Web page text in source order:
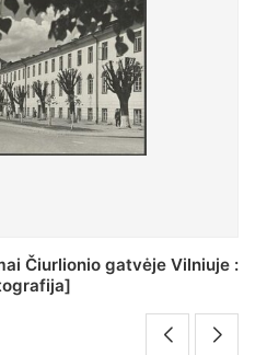
J. Pilsudskio kolegija :